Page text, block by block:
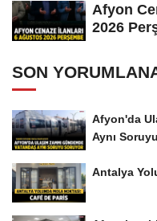
Afyon
2026
SON
Afyon'da
Aynı
Antalya